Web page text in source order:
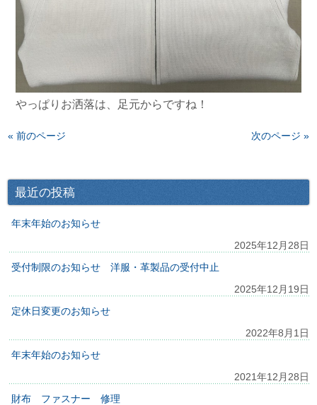
やっぱりお洒落は、足元からですね！
« 前のページ 次のページ »
最近の投稿
年末年始のお知らせ
2025年12月28日
受付制限のお知らせ 洋服・革製品の受付中止
2025年12月19日
定休日変更のお知らせ
2022年8月1日
年末年始のお知らせ
2021年12月28日
財布 ファスナー 修理